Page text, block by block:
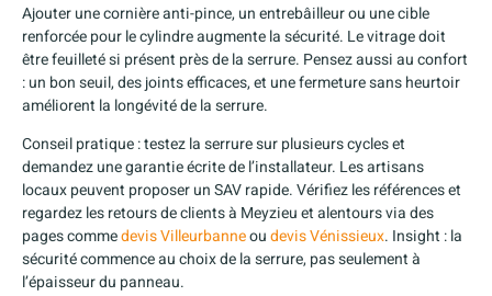
Ajouter une cornière anti-pince, un entrebâilleur ou une cible
renforcée pour le cylindre augmente la sécurité. Le vitrage doit
être feuilleté si présent près de la serrure. Pensez aussi au confort
: un bon seuil, des joints efficaces, et une fermeture sans heurtoir
améliorent la longévité de la serrure.
Conseil pratique : testez la serrure sur plusieurs cycles et
demandez une garantie écrite de l’installateur. Les artisans
locaux peuvent proposer un SAV rapide. Vérifiez les références et
regardez les retours de clients à Meyzieu et alentours via des
pages commedevis Villeurbanneoudevis Vénissieux. Insight : la
sécurité commence au choix de la serrure, pas seulement à
l’épaisseur du panneau.